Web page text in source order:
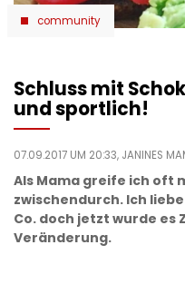
community
Schluss mit
und sportlich!
07.09.2017 UM 20:33, JANINES
Als Mama greife ich oft
zwischendurch. Ich
Co. doch jetzt wurde es
Veränderung.